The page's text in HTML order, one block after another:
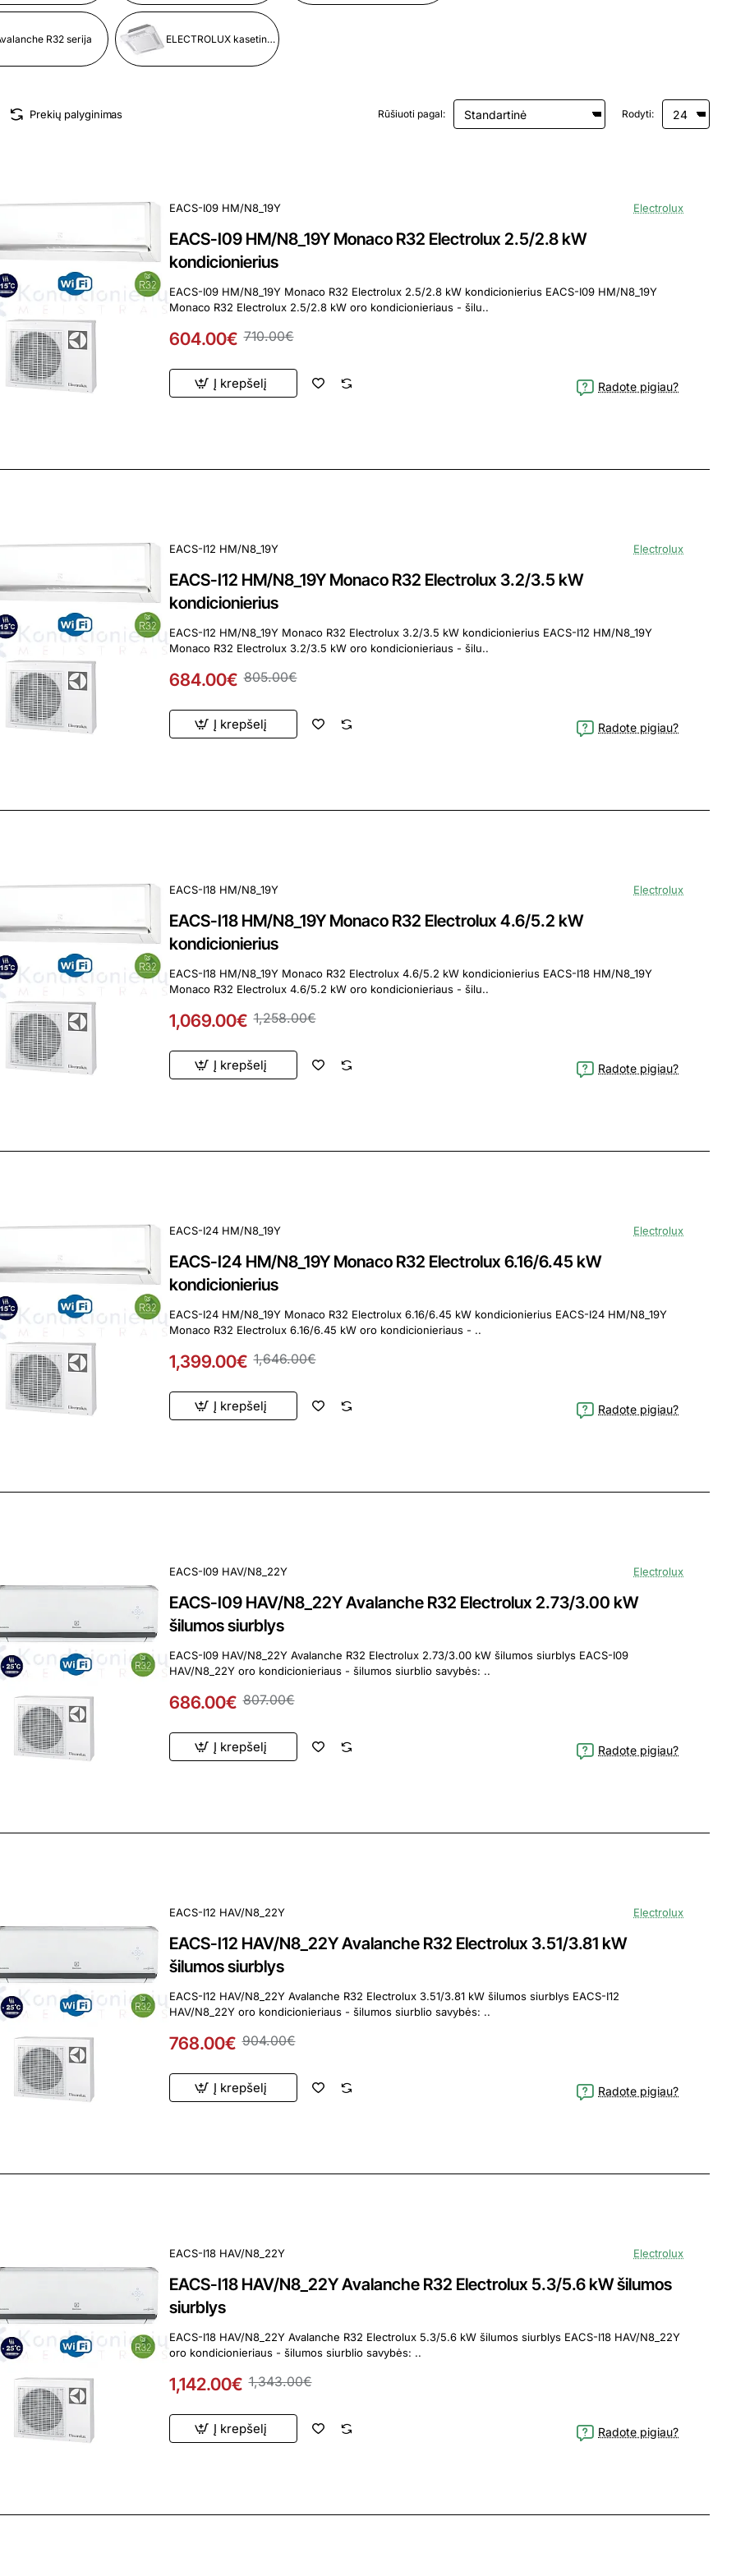
R32 serija ELECTROLUX kasetiniai kondicionieriai
Prekių palyginimas Rūšiuoti pagal: Rodyti:
EACS-I09 HM/N8_19Y Electrolux
EACS-I09 HM/N8_19Y Monaco R32 Electrolux 2.5/2.8 kW
kondicionierius
EACS-I09 HM/N8_19Y Monaco R32 Electrolux 2.5/2.8 kW kondicionierius EACS-I09 HM/N8_19Y
Monaco R32 Electrolux 2.5/2.8 kW oro kondicionieriaus - šilu..
604.00€ 710.00€
Į krepšelį Radote pigiau?
EACS-I12 HM/N8_19Y Electrolux
EACS-I12 HM/N8_19Y Monaco R32 Electrolux 3.2/3.5 kW
kondicionierius
EACS-I12 HM/N8_19Y Monaco R32 Electrolux 3.2/3.5 kW kondicionierius EACS-I12 HM/N8_19Y
Monaco R32 Electrolux 3.2/3.5 kW oro kondicionieriaus - šilu..
684.00€ 805.00€
Į krepšelį Radote pigiau?
EACS-I18 HM/N8_19Y Electrolux
EACS-I18 HM/N8_19Y Monaco R32 Electrolux 4.6/5.2 kW
kondicionierius
EACS-I18 HM/N8_19Y Monaco R32 Electrolux 4.6/5.2 kW kondicionierius EACS-I18 HM/N8_19Y
Monaco R32 Electrolux 4.6/5.2 kW oro kondicionieriaus - šilu..
1,069.00€ 1,258.00€
Į krepšelį Radote pigiau?
EACS-I24 HM/N8_19Y Electrolux
EACS-I24 HM/N8_19Y Monaco R32 Electrolux 6.16/6.45 kW
kondicionierius
EACS-I24 HM/N8_19Y Monaco R32 Electrolux 6.16/6.45 kW kondicionierius EACS-I24 HM/N8_19Y
Monaco R32 Electrolux 6.16/6.45 kW oro kondicionieriaus - ..
1,399.00€ 1,646.00€
Į krepšelį Radote pigiau?
EACS-I09 HAV/N8_22Y Electrolux
EACS-I09 HAV/N8_22Y Avalanche R32 Electrolux 2.73/3.00 kW
šilumos siurblys
EACS-I09 HAV/N8_22Y Avalanche R32 Electrolux 2.73/3.00 kW šilumos siurblys EACS-I09
HAV/N8_22Y oro kondicionieriaus - šilumos siurblio savybės: ..
686.00€ 807.00€
Į krepšelį Radote pigiau?
EACS-I12 HAV/N8_22Y Electrolux
EACS-I12 HAV/N8_22Y Avalanche R32 Electrolux 3.51/3.81 kW
šilumos siurblys
EACS-I12 HAV/N8_22Y Avalanche R32 Electrolux 3.51/3.81 kW šilumos siurblys EACS-I12
HAV/N8_22Y oro kondicionieriaus - šilumos siurblio savybės: ..
768.00€ 904.00€
Į krepšelį Radote pigiau?
EACS-I18 HAV/N8_22Y Electrolux
EACS-I18 HAV/N8_22Y Avalanche R32 Electrolux 5.3/5.6 kW šilumos
siurblys
EACS-I18 HAV/N8_22Y Avalanche R32 Electrolux 5.3/5.6 kW šilumos siurblys EACS-I18 HAV/N8_22Y
oro kondicionieriaus - šilumos siurblio savybės: ..
1,142.00€ 1,343.00€
Į krepšelį Radote pigiau?